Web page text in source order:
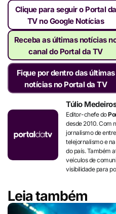
Clique para seguir o Portal da
TV no Google Notícias
Receba as últimas notícias
canal do Portal da TV
Fique por dentro das últimas
notícias no Portal da TV
Túlio Medeiros
Editor-chefe do
desde 2010. Com
jornalismo de
telejornalismo e
do país. Também
veículos de
visibilidade para
Leia também